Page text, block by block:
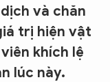
và chăn
trị hiện vật
khích lệ
lúc này.